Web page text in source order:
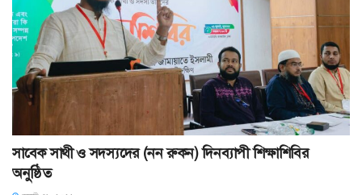
সাবেক সাথী ও সদস্যদের (নন রুকন) দিনব্যাপী শিক্ষাশিবির
অনুষ্ঠিত